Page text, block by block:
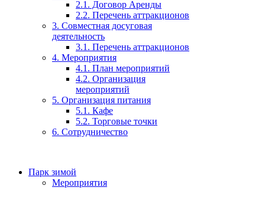
2.1. Договор Аренды
2.2. Перечень аттракционов
3. Совместная досуговая
деятельность
3.1. Перечень аттракционов
4. Мероприятия
4.1. План мероприятий
4.2. Организация
мероприятий
5. Организация питания
5.1. Кафе
5.2. Торговые точки
6. Сотрудничество
Парк зимой
Мероприятия